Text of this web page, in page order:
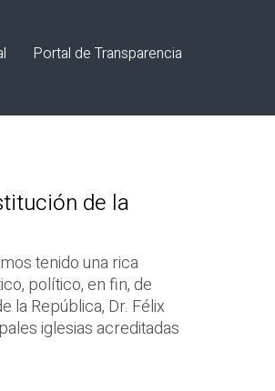
Portal de Transparencia
de la
tenido una rica
político, en fin, de
la República, Dr. Félix
iglesias acreditadas